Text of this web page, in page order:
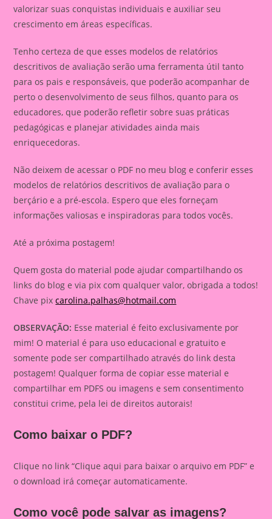
valorizar suas conquistas individuais e auxiliar seu
crescimento em áreas específicas.
Tenho certeza de que esses modelos de relatórios
descritivos de avaliação serão uma ferramenta útil tanto
para os pais e responsáveis, que poderão acompanhar de
perto o desenvolvimento de seus filhos, quanto para os
educadores, que poderão refletir sobre suas práticas
pedagógicas e planejar atividades ainda mais
enriquecedoras.
Não deixem de acessar o PDF no meu blog e conferir esses
modelos de relatórios descritivos de avaliação para o
berçário e a pré-escola. Espero que eles forneçam
informações valiosas e inspiradoras para todos vocês.
Até a próxima postagem!
Quem gosta do material pode ajudar compartilhando os
links do blog e via pix com qualquer valor, obrigada a todos!
Chave pixcarolina.palhas@hotmail.com
OBSERVAÇÃO: Esse material é feito exclusivamente por
mim! O material é para uso educacional e gratuito e
somente pode ser compartilhado através do link desta
postagem! Qualquer forma de copiar esse material e
compartilhar em PDFS ou imagens e sem consentimento
constitui crime, pela lei de direitos autorais!
Como baixar o PDF?
Clique no link “Clique aqui para baixar o arquivo em PDF” e
o download irá começar automaticamente.
Como você pode salvar as imagens?